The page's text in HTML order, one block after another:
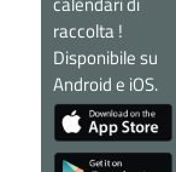
raccolta !
Disponibile su
Android e iOS.